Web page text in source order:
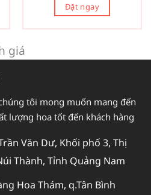
Đặt ngay
giá
tôi mong muốn mang đến
lượng hoa tốt đến khách hàng
Văn Dư, Khối phố 3, Thị
Thành, Tỉnh Quảng Nam
Hoa Thám, q.Tân Bình